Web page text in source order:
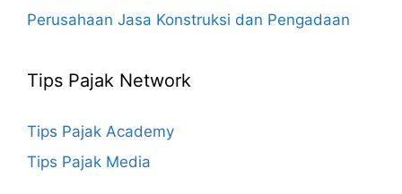
Perusahaan Jasa Konstruksi dan Pengadaan
Tips Pajak Network
Tips Pajak Academy
Tips Pajak Media